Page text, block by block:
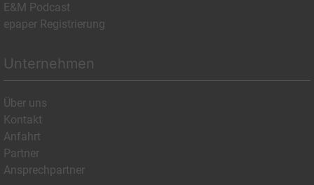
E&M Podcast
epaper Registrierung
Unternehmen
Über uns
Kontakt
Anfahrt
Partner
Ansprechpartner